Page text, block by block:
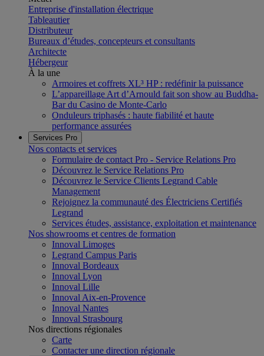
Entreprise d'installation électrique
Tableautier
Distributeur
Bureaux d’études, concepteurs et consultants
Architecte
Hébergeur
À la une
Armoires et coffrets XL³ HP : redéfinir la puissance
L’appareillage Art d’Arnould fait son show au Buddha-
Bar du Casino de Monte-Carlo
Onduleurs triphasés : haute fiabilité et haute
performance assurées
Services Pro
Nos contacts et services
Formulaire de contact Pro - Service Relations Pro
Découvrez le Service Relations Pro
Découvrez le Service Clients Legrand Cable
Management
Rejoignez la communauté des Électriciens Certifiés
Legrand
Services études, assistance, exploitation et maintenance
Nos showrooms et centres de formation
Innoval Limoges
Legrand Campus Paris
Innoval Bordeaux
Innoval Lyon
Innoval Lille
Innoval Aix-en-Provence
Innoval Nantes
Innoval Strasbourg
Nos directions régionales
Carte
Contacter une direction régionale